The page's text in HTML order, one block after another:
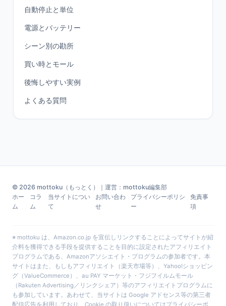
自動停止と単位
電源とバッテリー
シーン別の勘所
買い時とモール
後悔しやすい実例
よくある質問
© 2026 mottoku（もっとく）｜運営：mottoku編集部
ホー
ム
コラ
ム
当サイトについ
て
お問い合わ
せ
プライバシーポリシ
ー
免責事
項
※ mottoku は、Amazon.co.jp を宣伝しリンクすることによってサイトが紹
介料を獲得できる手段を提供することを目的に設定されたアフィリエイト
プログラムである、Amazonアソシエイト・プログラムの参加者です。本
サイトはまた、もしもアフィリエイト（楽天市場等）、Yahoo!ショッピン
グ（ValueCommerce）、au PAY マーケット・フジフイルムモール
（Rakuten Advertising／リンクシェア）等のアフィリエイトプログラムに
も参加しています。あわせて、当サイトは Google アドセンス等の第三者
配信広告を利用しており、Cookie の取り扱いについてはプライバシーポ